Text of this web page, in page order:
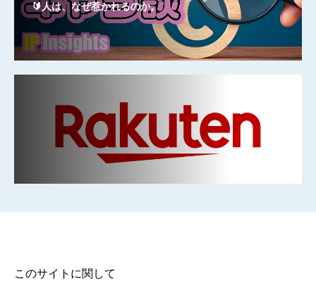
🔰人は、なぜ惹かれるのか。
このサイトに関して